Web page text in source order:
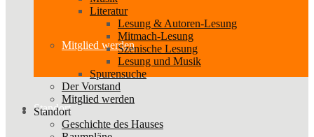
Mitglied werden
Standort
Literatur
Lesung & Autoren-Lesung
Mitmach-Lesung
Szenische Lesung
Lesung und Musik
Spurensuche
Der Vorstand
Mitglied werden
Standort
Geschichte des Hauses